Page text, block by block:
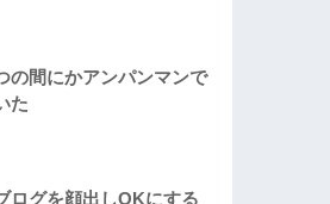
の間にかアンパンマンで
た
ログを顔出しOKにする